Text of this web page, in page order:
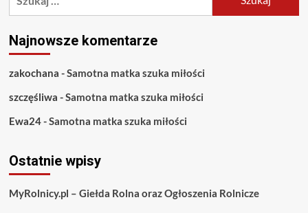
Najnowsze komentarze
zakochana -Samotna matka szuka miłości
szczęśliwa -Samotna matka szuka miłości
Ewa24-Samotna matka szuka miłości
Ostatnie wpisy
MyRolnicy.pl – Giełda Rolna oraz Ogłoszenia Rolnicze